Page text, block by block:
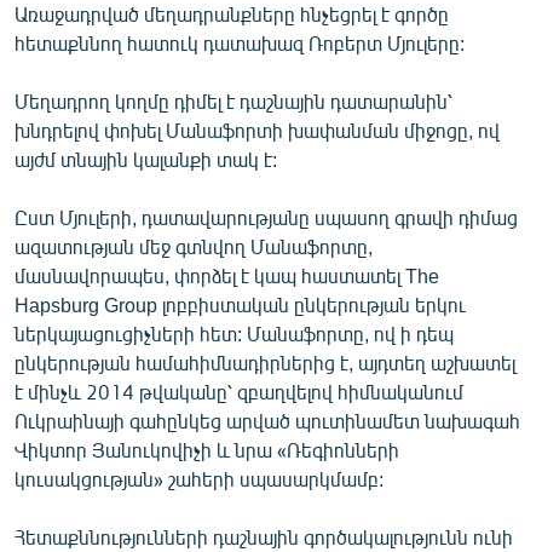
Հայերեն
English
Русский
«Ազատության» բոլոր կայքերը
Առաջադրված մեղադրանքները հնչեցրել է գործը
հետաքննող հատուկ դատախազ Ռոբերտ Մյուլերը:
Մեղադրող կողմը դիմել է դաշնային դատարանին՝
խնդրելով փոխել Մանաֆորտի խափանման միջոցը, ով
այժմ տնային կալանքի տակ է:
Ըստ Մյուլերի, դատավարությանը սպասող գրավի դիմաց
ազատության մեջ գտնվող Մանաֆորտը,
մասնավորապես, փորձել է կապ հաստատել The
Hapsburg Group լոբբիստական ընկերության երկու
ներկայացուցիչների հետ: Մանաֆորտը, ով ի դեպ
ընկերության համահիմնադիրներից է, այդտեղ աշխատել
է մինչև 2014 թվականը՝ զբաղվելով հիմնականում
Ուկրաինայի գահընկեց արված պուտինամետ նախագահ
Վիկտոր Յանուկովիչի և նրա «Ռեգիոնների
կուսակցության» շահերի սպասարկմամբ:
Հետաքննությունների դաշնային գործակալությունն ունի